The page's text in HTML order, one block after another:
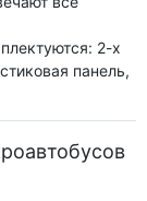
2-х
панель,